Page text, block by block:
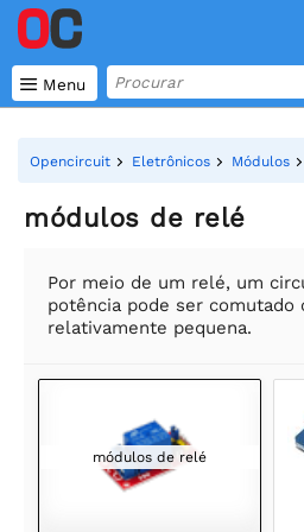
 Menu
Opencircuit Eletrônicos Módulos
módulos de relé
Por meio de um relé, um
potência pode ser comutado
relativamente pequena.
módulos de relé